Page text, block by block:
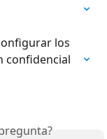
los
confidencial